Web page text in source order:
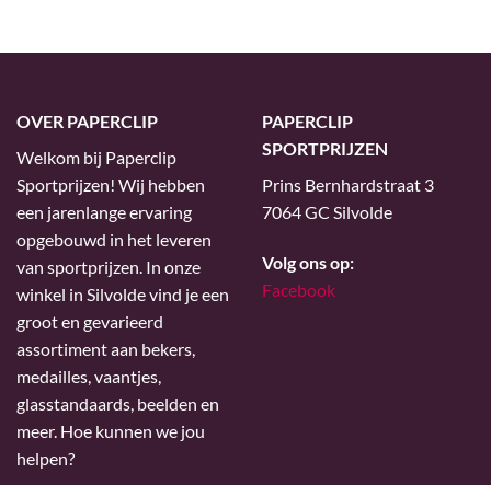
OVER PAPERCLIP
Welkom bij Paperclip
Sportprijzen! Wij hebben
een jarenlange ervaring
opgebouwd in het leveren
van sportprijzen. In onze
winkel in Silvolde vind je een
groot en gevarieerd
assortiment aan bekers,
medailles, vaantjes,
glasstandaards, beelden en
meer. Hoe kunnen we jou
helpen?
PAPERCLIP
SPORTPRIJZEN
Prins Bernhardstraat 3
7064 GC Silvolde
Volg ons op:
Facebook